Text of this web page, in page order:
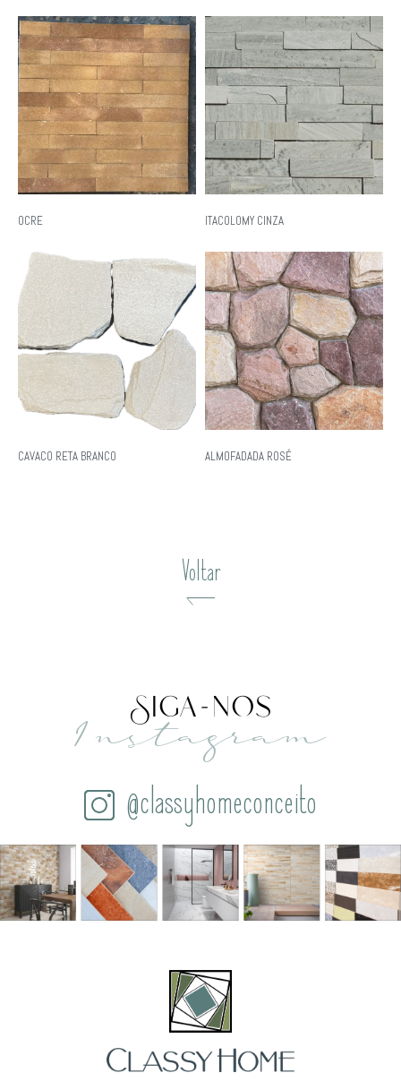
OCRE ITACOLOMY CINZA
CAVACO RETA BRANCO ALMOFADADA ROSÉ
Voltar
Siga-nos
Instagram
@classyhomeconceito